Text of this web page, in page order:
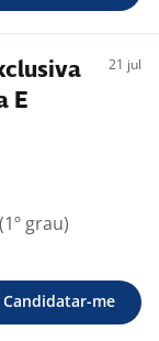
E
21 jul
grau)
Candidatar-me